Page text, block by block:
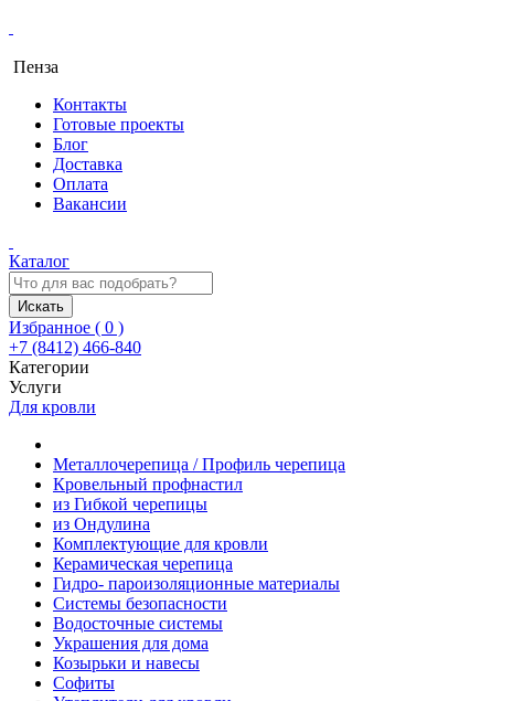
Пенза
Контакты
Готовые проекты
Блог
Доставка
Оплата
Вакансии
Каталог
Искать
Избранное ( 0 )
+7 (8412) 466-840
Категории
Услуги
Для кровли
Металлочерепица / Профиль черепица
Кровельный профнастил
из Гибкой черепицы
из Ондулина
Комплектующие для кровли
Керамическая черепица
Гидро- пароизоляционные материалы
Системы безопасности
Водосточные системы
Украшения для дома
Козырьки и навесы
Софиты